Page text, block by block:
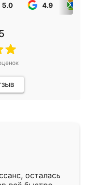
5.0 4.9
осталась